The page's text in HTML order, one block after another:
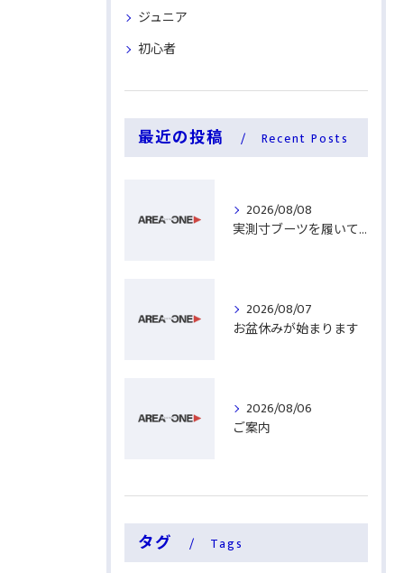
ジュニア
初心者
最近の投稿 Recent Posts
2026/08/08
実測寸ブーツを履いてみる
2026/08/07
お盆休みが始まります
2026/08/06
ご案内
タグ Tags